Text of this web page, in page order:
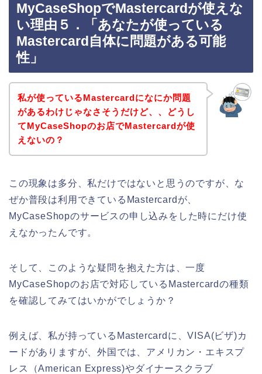
MyCaseShopでMastercardが使えな
い理由５．「あなたが使っている
Mastercard自体に問題がある可能
性」
私が使っているMastercardになにか問題
があるわけじゃなさそうだけど、、どうし
てMyCaseShopのお店でMastercardが使
えないの？
この現象は多分、私だけではないと思うのですが、な
ぜか普段は利用できているMastercardが、
MyCaseShopのサービスの申し込みをした時にだけ使
えなかったんです。
そして、このような疑問を抱えた方は、一度
MyCaseShopのお店で対応しているMastercardの種類
を確認してみてはいかがでしょうか？
例えば、私が持っているMastercardに、VISA(ビザ)カ
ードがありますが、外国では、アメリカン・エキスプ
レス（American Express)やダイナースクラブ